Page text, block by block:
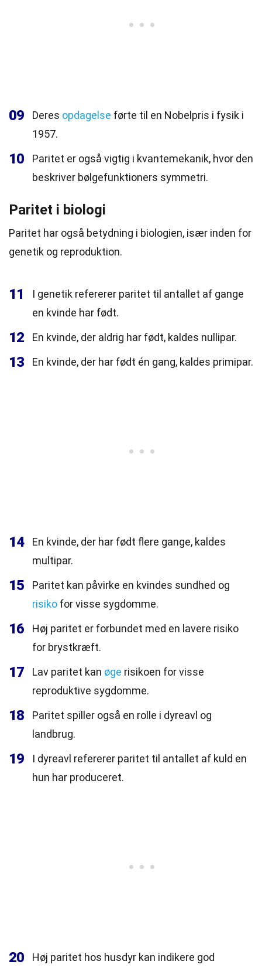
09 Deres opdagelse førte til en Nobelpris i fysik i
1957.
10
Paritet er også vigtig i kvantemekanik, hvor den
beskriver bølgefunktioners symmetri.
Paritet i biologi
Paritet har også betydning i biologien, især inden for
genetik og reproduktion.
11
I genetik refererer paritet til antallet af gange
en kvinde har født.
12 En kvinde, der aldrig har født, kaldes nullipar.
13 En kvinde, der har født én gang, kaldes primipar.
14
En kvinde, der har født flere gange, kaldes
multipar.
15
Paritet kan påvirke en kvindes sundhed og
risiko for visse sygdomme.
16
Høj paritet er forbundet med en lavere risiko
for brystkræft.
17 Lav paritet kan øge risikoen for visse
reproduktive sygdomme.
18
Paritet spiller også en rolle i dyreavl og
landbrug.
19
I dyreavl refererer paritet til antallet af kuld en
hun har produceret.
20
Høj paritet hos husdyr kan indikere god